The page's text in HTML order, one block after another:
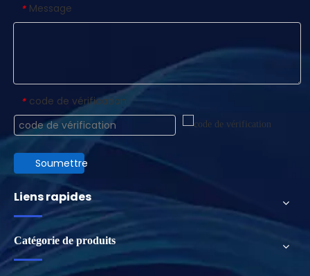
* Message
* code de vérification
Soumettre
Liens rapides
Catégorie de produits